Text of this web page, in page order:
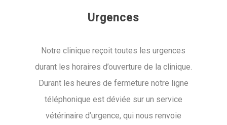
Urgences
Notre clinique reçoit toutes les urgences
durant les horaires d’ouverture de la clinique.
Durant les heures de fermeture notre ligne
téléphonique est déviée sur un service
vétérinaire d’urgence, qui nous renvoie